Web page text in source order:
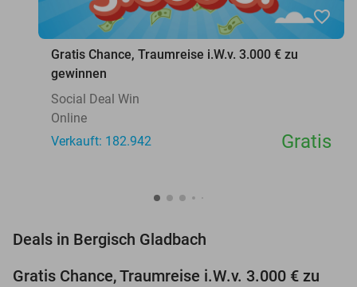
favorite_border
Gratis Chance, Traumreise i.W.v. 3.000 € zu
gewinnen
Social Deal Win
Online
Verkauft: 182.942
Gratis
Deals in Bergisch Gladbach
Gratis Chance, Traumreise i.W.v. 3.000 € zu